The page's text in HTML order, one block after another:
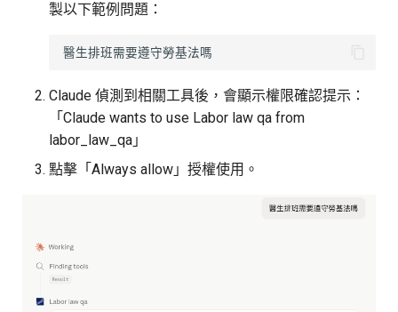
製以下範例問題：
Claude 偵測到相關工具後，會顯示權限確認提示：
「Claude wants to use Labor law qa from
labor_law_qa」
點擊「Always allow」授權使用。